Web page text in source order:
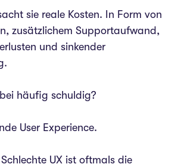
sie reale Kosten. In Form von
zusätzlichem Supportaufwand,
und sinkender
häufig schuldig?
User Experience.
Schlechte UX ist oftmals die